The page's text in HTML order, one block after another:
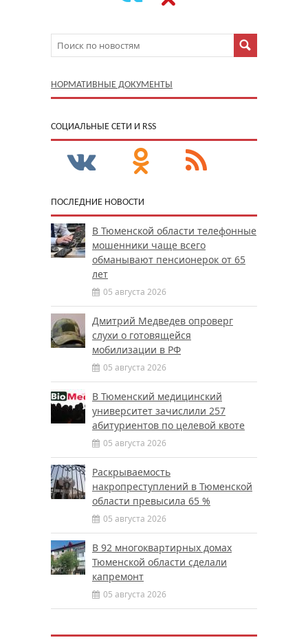
НОРМАТИВНЫЕ ДОКУМЕНТЫ
CОЦИАЛЬНЫЕ СЕТИ И RSS
ПОСЛЕДНИЕ НОВОСТИ
В Тюменской области телефонные
мошенники чаще всего
обманывают пенсионерок от 65
лет
05 августа 2026
Дмитрий Медведев опроверг
слухи о готовящейся
мобилизации в РФ
05 августа 2026
В Тюменский медицинский
университет зачислили 257
абитуриентов по целевой квоте
05 августа 2026
Раскрываемость
накропреступлений в Тюменской
области превысила 65 %
05 августа 2026
В 92 многоквартирных домах
Тюменской области сделали
капремонт
05 августа 2026